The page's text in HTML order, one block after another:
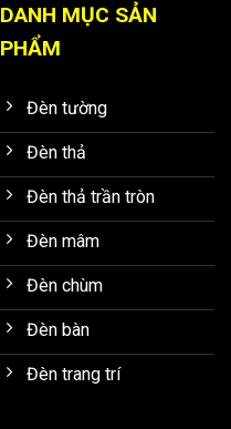
DANH MỤC SẢN
PHẨM
Đèn tường
Đèn thả
Đèn thả trần tròn
Đèn mâm
Đèn chùm
Đèn bàn
Đèn trang trí